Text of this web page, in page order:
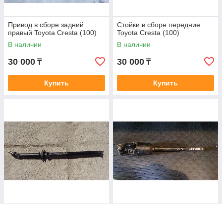
Привод в сборе задний
правый Toyota Cresta (100)
В наличии
30 000 ₸
Купить
Стойки в сборе передние
Toyota Cresta (100)
В наличии
30 000 ₸
Купить